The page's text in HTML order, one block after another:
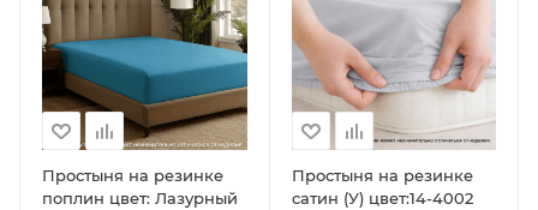
Простыня на резинке
поплин цвет: Лазурный
Простыня на резинке
сатин (У) цвет:14-4002